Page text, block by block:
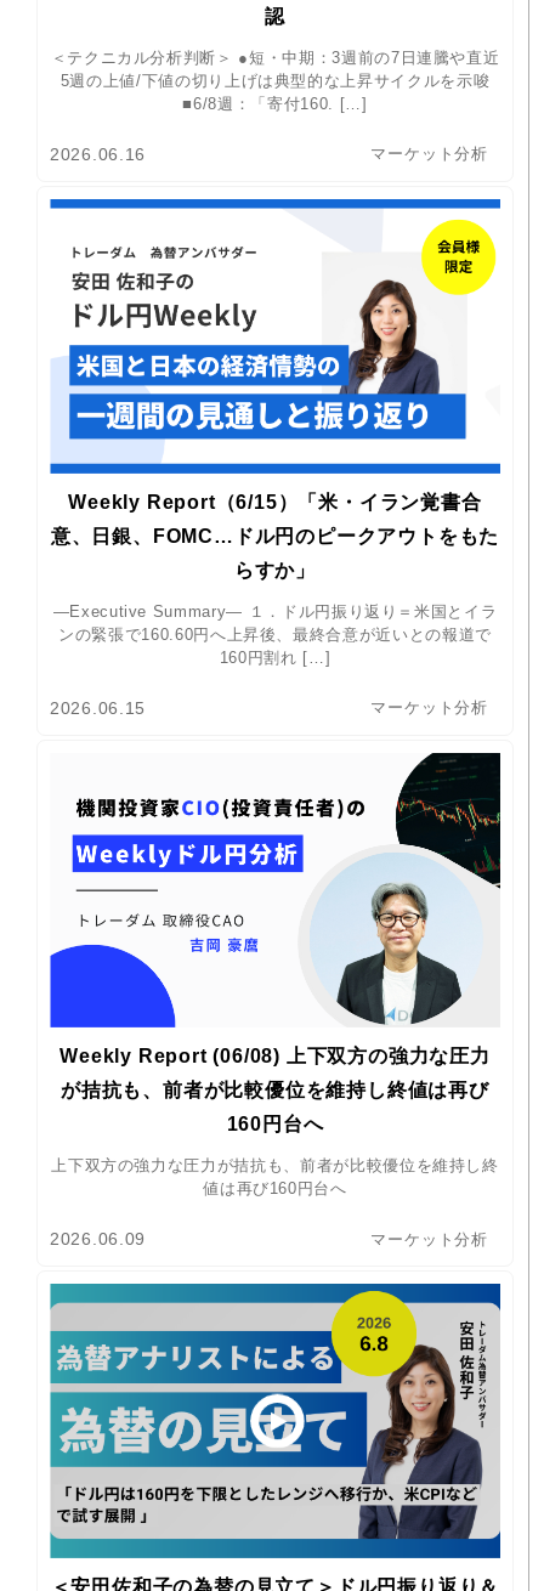
認
＜テクニカル分析判断＞ ●短・中期：3週前の7日連騰や直近
5週の上値/下値の切り上げは典型的な上昇サイクルを示唆
■6/8週：「寄付160. […]
2026.06.16 マーケット分析
Weekly Report（6/15）「米・イラン覚書合
意、日銀、FOMC…ドル円のピークアウトをもた
らすか」
―Executive Summary― １．ドル円振り返り＝米国とイラ
ンの緊張で160.60円へ上昇後、最終合意が近いとの報道で
160円割れ […]
2026.06.15 マーケット分析
Weekly Report (06/08) 上下双方の強力な圧力
が拮抗も、前者が比較優位を維持し終値は再び
160円台へ
上下双方の強力な圧力が拮抗も、前者が比較優位を維持し終
値は再び160円台へ
2026.06.09 マーケット分析